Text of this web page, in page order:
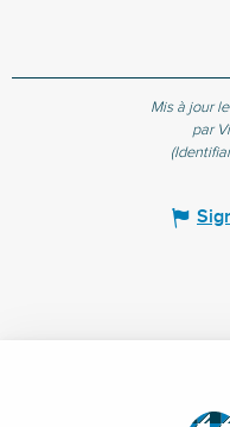
Mis à jour
par